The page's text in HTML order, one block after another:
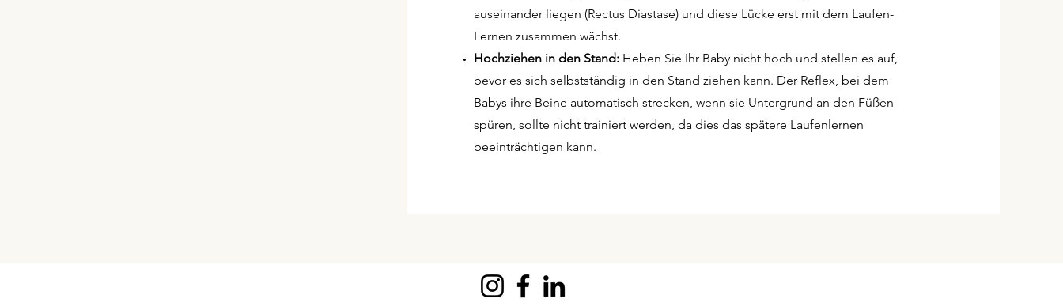
auseinander liegen (Rectus Diastase) und diese Lücke erst mit dem Laufen-
Lernen zusammen wächst.
Hochziehen in den Stand: Heben Sie Ihr Baby nicht hoch und stellen es auf,
bevor es sich selbstständig in den Stand ziehen kann. Der Reflex, bei dem
Babys ihre Beine automatisch strecken, wenn sie Untergrund an den Füßen
spüren, sollte nicht trainiert werden, da dies das spätere Laufenlernen
beeinträchtigen kann.